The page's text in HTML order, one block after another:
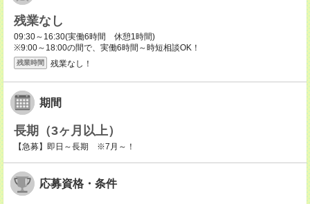
残業なし
09:30～16:30(実働6時間 休憩1時間)
※9:00～18:00の間で、実働6時間～時短相談OK！
残業時間 残業なし！
期間
長期（3ヶ月以上）
【急募】即日～長期 ※7月～！
応募資格・条件